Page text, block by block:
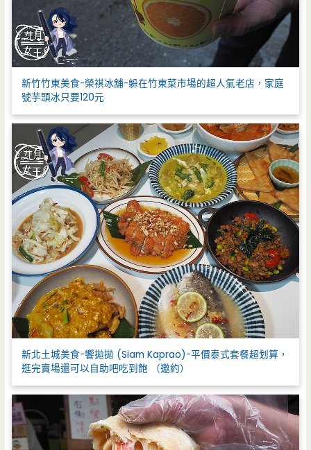
新竹竹東美食-榮祺冰舖-躲在竹東菜市場的超人氣老店，家庭
號芋頭冰只要120元
新北土城美食-饗拋拋 (Siam Kaprao)-平價泰式套餐超划算，
逛完賣場還可以自助吧吃到飽 （邀約）